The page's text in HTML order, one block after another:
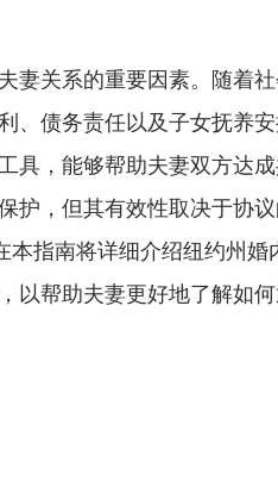
妻关系的重要因素。随着
、债务责任以及子女抚养
具，能够帮助夫妻双方达
护，但其有效性取决于协
指南将详细介绍纽约州婚
以帮助夫妻更好地了解如